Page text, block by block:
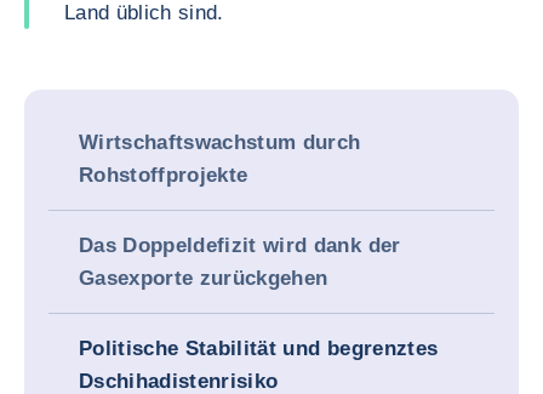
Land üblich sind.
Wirtschaftswachstum durch
Rohstoffprojekte
Das Doppeldefizit wird dank der
Gasexporte zurückgehen
Politische Stabilität und begrenztes
Dschihadistenrisiko